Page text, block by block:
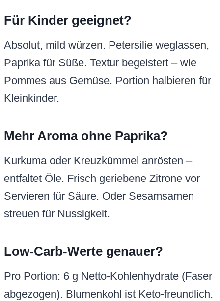
Für Kinder geeignet?
Absolut, mild würzen. Petersilie weglassen,
Paprika für Süße. Textur begeistert – wie
Pommes aus Gemüse. Portion halbieren für
Kleinkinder.
Mehr Aroma ohne Paprika?
Kurkuma oder Kreuzkümmel anrösten –
entfaltet Öle. Frisch geriebene Zitrone vor
Servieren für Säure. Oder Sesamsamen
streuen für Nussigkeit.
Low-Carb-Werte genauer?
Pro Portion: 6 g Netto-Kohlenhydrate (Faser
abgezogen). Blumenkohl ist Keto-freundlich.